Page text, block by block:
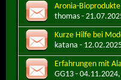
Aronia-Bioprodukte
thomas -
Kurze Hilfe bei
katana -
Erfahrungen mit
GG13 -